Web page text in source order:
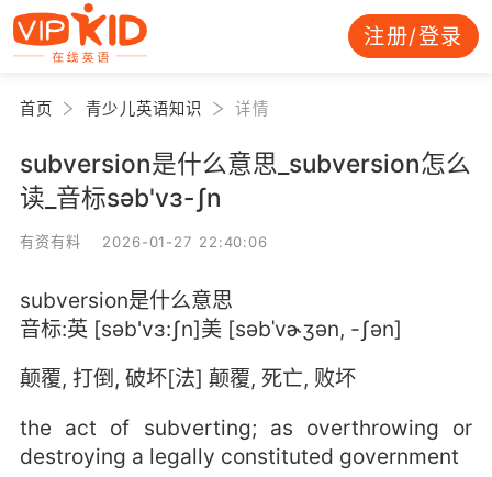
注册/登录
首页 青少儿英语知识 详情
subversion是什么意思_subversion怎么
读_音标səb'vɜ-ʃn
有资有料 2026-01-27 22:40:06
subversion是什么意思
音标:英 [səb'vɜ:ʃn]美 [səbˈvɚʒən, -ʃən]
颠覆, 打倒, 破坏[法] 颠覆, 死亡, 败坏
the act of subverting; as overthrowing or
destroying a legally constituted government